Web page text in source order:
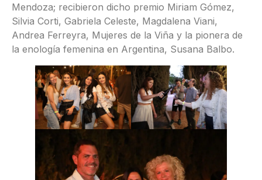
Mendoza; recibieron dicho premio Miriam Gómez,
Silvia Corti, Gabriela Celeste, Magdalena Viani,
Andrea Ferreyra, Mujeres de la Viña y la pionera de
la enología femenina en Argentina, Susana Balbo.